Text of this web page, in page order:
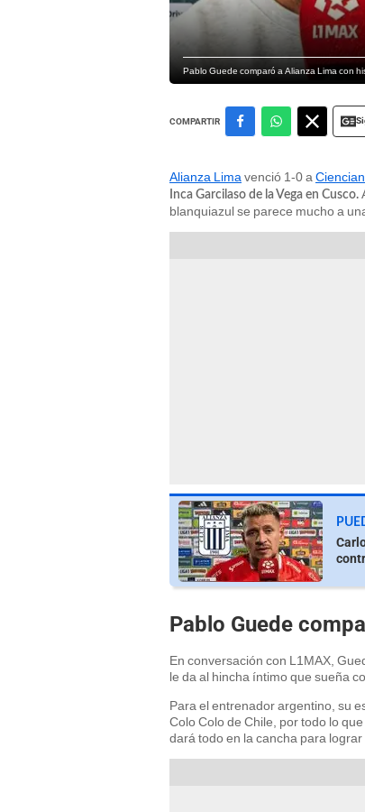
Pablo Guede comparó a Alianza Lima con
COMPARTIR
Alianza Lima venció 1-0 a
Inca Garcilaso de la Vega en Cusco.
blanquiazul se parece mucho a
Pablo Guede
En conversación con L1MAX,
le da al hincha íntimo que sueña
Para el entrenador argentino, su
Colo Colo de Chile, por todo lo
dará todo en la cancha para